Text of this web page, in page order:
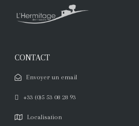
CONTACT
Envoyer un email
+33 (0)5 53 08 28 93
Localisation